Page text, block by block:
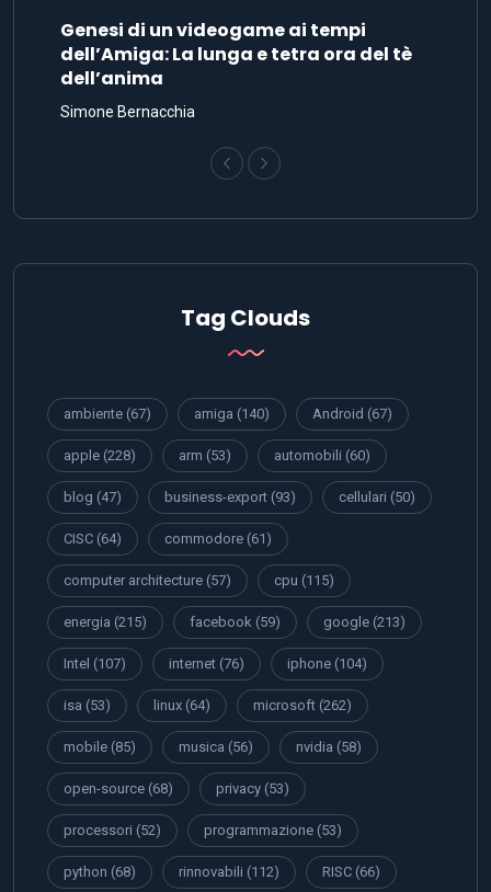
Genesi di un videogame ai tempi
dell’Amiga: La lunga e tetra ora del tè
dell’anima
Simone Bernacchia
Tag Clouds
ambiente (67) amiga (140) Android (67)
apple (228) arm (53) automobili (60)
blog (47) business-export (93) cellulari (50)
CISC (64) commodore (61)
computer architecture (57) cpu (115)
energia (215) facebook (59) google (213)
Intel (107) internet (76) iphone (104)
isa (53) linux (64) microsoft (262)
mobile (85) musica (56) nvidia (58)
open-source (68) privacy (53)
processori (52) programmazione (53)
python (68) rinnovabili (112) RISC (66)